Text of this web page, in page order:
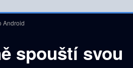
Android
spouští svou